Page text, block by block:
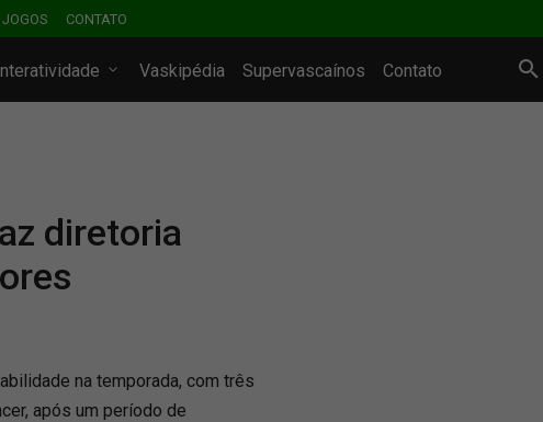
CONTATO
Vaskipédia Supervascaínos Contato
diretoria
na temporada, com três
após um período de